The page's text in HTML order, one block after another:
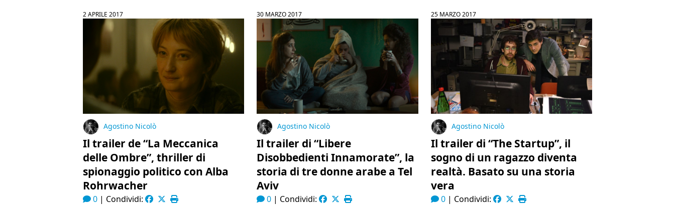
2 APRILE 2017
Agostino Nicolò
Il trailer de “La Meccanica
delle Ombre”, thriller di
spionaggio politico con Alba
Rohrwacher
0| Condividi:
30 MARZO 2017
Agostino Nicolò
Il trailer di “Libere
Disobbedienti Innamorate”, la
storia di tre donne arabe a Tel
Aviv
0 | Condividi:
25 MARZO 2017
Agostino Nicolò
Il trailer di “The Startup”, il
sogno di un ragazzo diventa
realtà. Basato su una storia
vera
0| Condividi: